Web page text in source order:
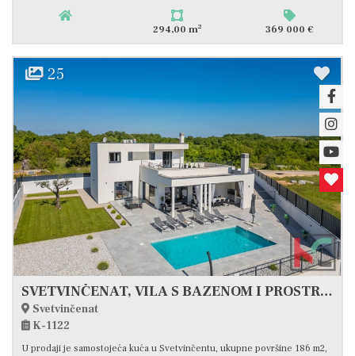
294,00 m2 369 000 €
25
SVETVINČENAT, VILA S BAZENOM I PROSTRANOM OKUĆNICOM #PRODAJA
Svetvinčenat
K-1122
U prodaji je samostojeća kuća u Svetvinčentu, ukupne površine 186 m2,